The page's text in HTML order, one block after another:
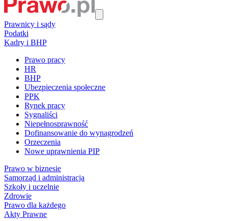
Prawnicy i sądy
Podatki
Kadry i BHP
Prawo pracy
HR
BHP
Ubezpieczenia społeczne
PPK
Rynek pracy
Sygnaliści
Niepełnosprawność
Dofinansowanie do wynagrodzeń
Orzeczenia
Nowe uprawnienia PIP
Prawo w biznesie
Samorząd i administracja
Szkoły i uczelnie
Zdrowie
Prawo dla każdego
Akty Prawne